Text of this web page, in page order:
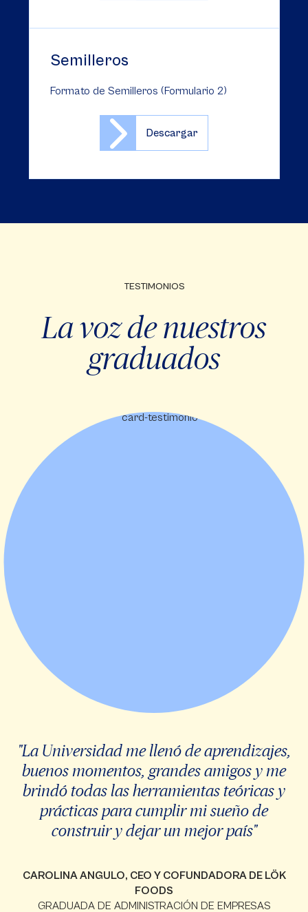
Semilleros
Formato de Semilleros (Formulario 2)
Descargar
TESTIMONIOS
La voz de nuestros
graduados
"La Universidad me llenó de aprendizajes,
buenos momentos, grandes amigos y me
brindó todas las herramientas teóricas y
prácticas para cumplir mi sueño de
construir y dejar un mejor país"
CAROLINA ANGULO, CEO Y COFUNDADORA DE LÖK
FOODS
GRADUADA DE ADMINISTRACIÓN DE EMPRESAS